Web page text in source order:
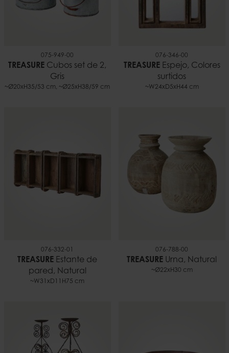
075-949-00
TREASURE Cubos set de 2,
Gris
~Ø20xH35/53 cm, ~Ø25xH38/59 cm
076-346-00
TREASUREEspejo, Colores
surtidos
~W24xD5xH44 cm
076-332-01
TREASURE Estante de
pared, Natural
~W31xD11H75 cm
076-788-00
TREASURE Urna, Natural
~Ø22xH30 cm